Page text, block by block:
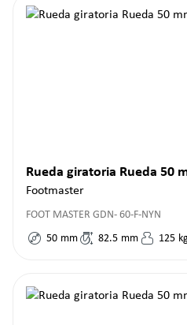
Rueda giratoria Rueda 50
Footmaster
FOOT MASTER GDN- 60-F-NYN
50 mm 82.5 mm 125